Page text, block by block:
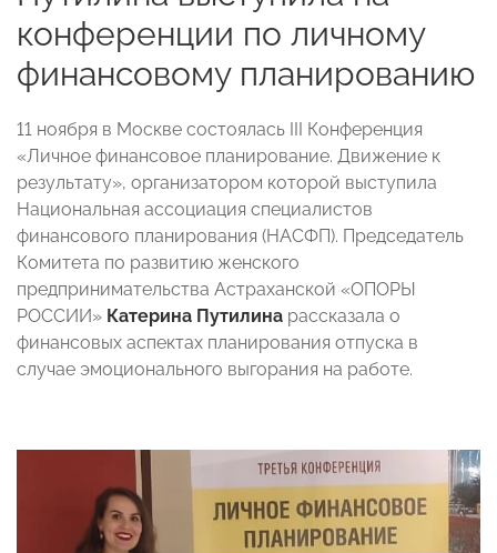
конференции по личному
финансовому планированию
11 ноября в Москве состоялась III Конференция
«Личное финансовое планирование. Движение к
результату», организатором которой выступила
Национальная ассоциация специалистов
финансового планирования (НАСФП). Председатель
Комитета по развитию женского
предпринимательства Астраханской «ОПОРЫ
РОССИИ» Катерина Путилина рассказала о
финансовых аспектах планирования отпуска в
случае эмоционального выгорания на работе.